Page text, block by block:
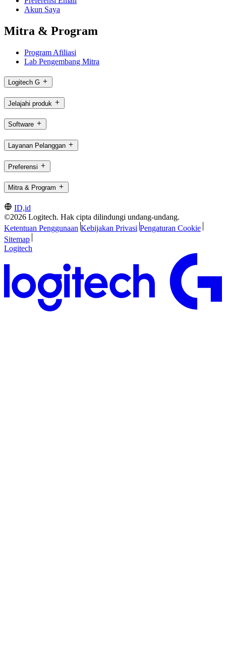
Akun Saya
Mitra & Program
Program Afiliasi
Lab Pengembang Mitra
Logitech G
Jelajahi produk
Software
Layanan Pelanggan
Preferensi
Mitra & Program
ID,id
©2026 Logitech. Hak cipta dilindungi undang-undang.
Ketentuan Penggunaan Kebijakan Privasi Pengaturan Cookie
Sitemap
Logitech